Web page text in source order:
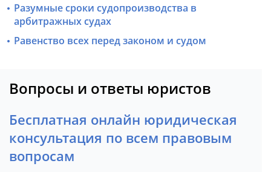
Разумные сроки судопроизводства в
арбитражных судах
Равенство всех перед законом и судом
Вопросы и ответы юристов
Бесплатная онлайн юридическая
консультация по всем правовым
вопросам